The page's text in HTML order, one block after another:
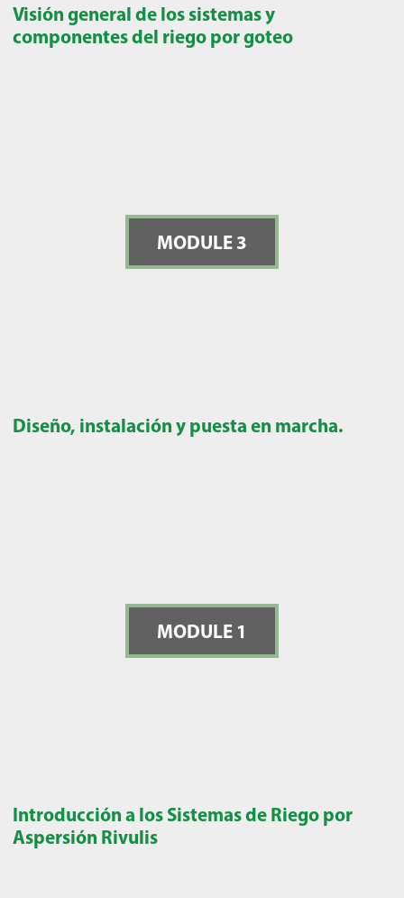
Visión general de los sistemas y
componentes del riego por goteo
MODULE 3
Diseño, instalación y puesta en marcha.
MODULE 1
Introducción a los Sistemas de Riego por
Aspersión Rivulis